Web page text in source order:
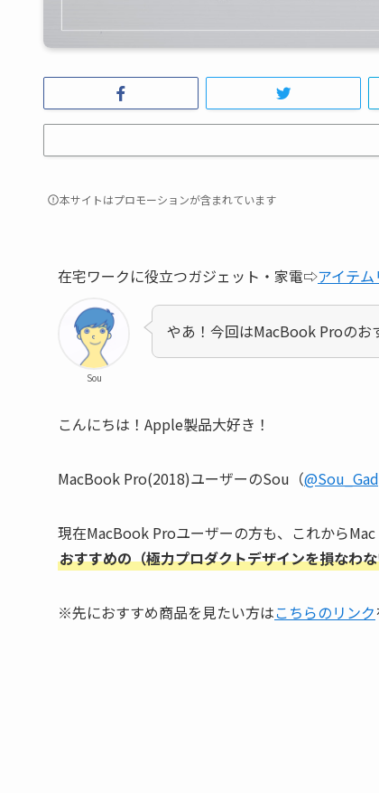
本サイトはプロモーションが含まれています
在宅ワークに役立つガジェット・家電⇨アイテ
Sou
やあ！今回はMacBook Proのお
こんにちは！Apple製品大好き！
MacBook Pro(2018)ユーザーのSou（
現在MacBook Proユーザーの方も、これからMac
おすすめの（極力プロダクトデザインを損なわ
※先におすすめ商品を見たい方はこちらのリンク